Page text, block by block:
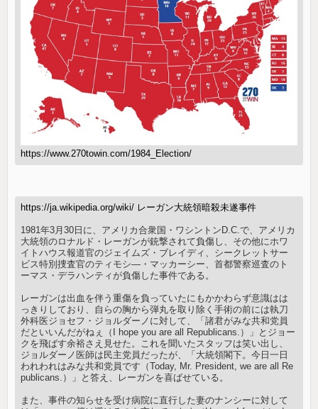
https://www.270towin.com/1984_Election/
https://ja.wikipedia.org/wiki/ レーガン大統領暗殺未遂事件
1981年3月30日に、アメリカ合衆国・ワシントンD.C.で、アメリカ
大統領のロナルド・レーガンが銃撃されて負傷し、その他にホワ
イトハウス報道官のジェイムズ・ブレイディ、シークレットサー
ビス特別捜査官のティモシ―・マッカーシー、首都警察巡査のト
ーマス・デラハンティが負傷した事件である。
レーガンは出血を伴う重傷を負っていたにもかかわらず意識はは
っきりしており、自らの胸から弾丸を取り除く手術の前には執刀
外科医ジョセフ・ジョルダーノに対して、「諸君がみな共和党員
だといいんだがねぇ（I hope you are all Republicans.）」とジョー
クを飛ばす余裕さえ見せた。これを聞いたスタッフは笑い出し、
ジョルダーノ医師は民主党員だったが、「大統領閣下。今日一日
われわれはみな共和党員です（Today, Mr. President, we are all Re
publicans.）」と答え、レーガンを喜ばせている。
また、事件の知らせを受け病院に直行した妻のナンシーに対して